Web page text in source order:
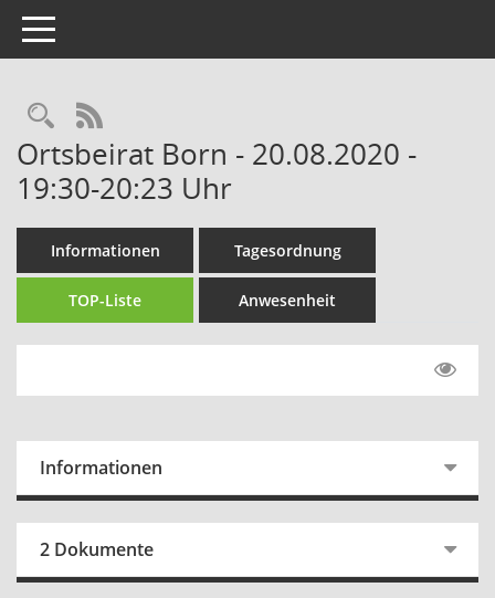
Toggle navigation
Rechercheauswahl
RSS-Feed
Ortsbeirat Born - 20.08.2020 -
19:30-20:23 Uhr
Informationen Tagesordnung
TOP-Liste Anwesenheit
Informationen
2 Dokumente